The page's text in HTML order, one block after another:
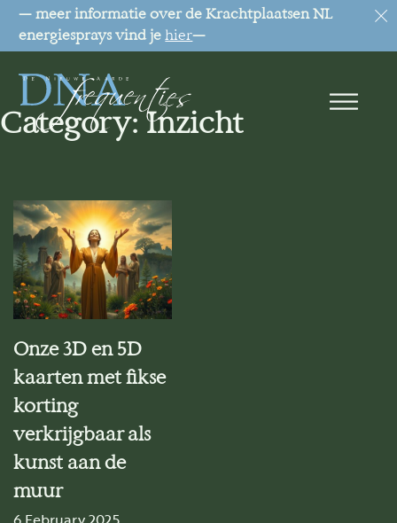
— meer informatie over de Krachtplaatsen NL
energiesprays vind jehier—
Category: Inzicht
Onze 3D en 5D
kaarten met fikse
korting
verkrijgbaar als
kunst aan de
muur
6 February 2025